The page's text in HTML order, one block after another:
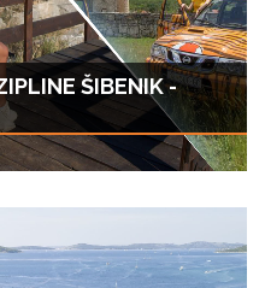
ŠIBENIK -